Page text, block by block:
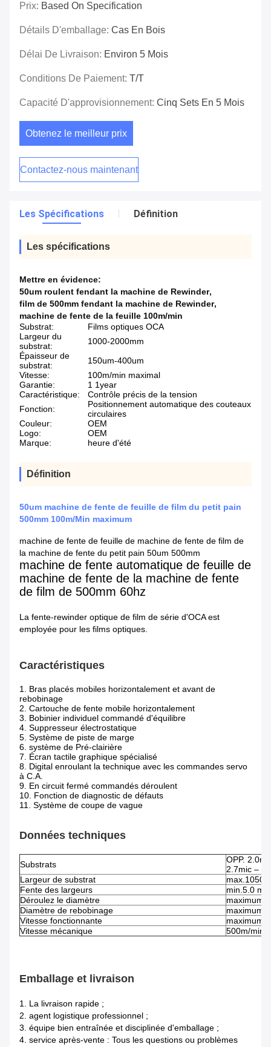
Prix: Based On Specification
Détails D'emballage: Cas En Bois
Délai De Livraison: Environ 5 Mois
Conditions De Paiement: T/T
Capacité D'approvisionnement: Cinq Sets En 5 Mois
Obtenez le meilleur prix
Contactez-nous maintenant
Les Spécifications Définition
Les spécifications
Mettre en évidence:
50um roulent fendant la machine de Rewinder,
film de 500mm fendant la machine de Rewinder,
machine de fente de la feuille 100m/min
Substrat:
Films optiques OCA
Largeur du
substrat:
1000-2000mm
Épaisseur de
substrat:
150um-400um
Vitesse:
100m/min maximal
Garantie:
1 1year
Caractéristique:
Contrôle précis de la tension
Fonction:
Positionnement automatique des couteaux
circulaires
Couleur:
OEM
Logo:
OEM
Marque:
heure d'été
Définition
50um machine de fente de feuille de film du petit pain
500mm 100m/Min maximum
machine de fente de feuille de machine de fente de film de
la machine de fente du petit pain 50um 500mm
machine de fente automatique de feuille de
machine de fente de la machine de fente
de film de 500mm 60hz
La fente-rewinder optique de film de série d'OCA est
employée pour les films optiques.
Caractéristiques
1. Bras placés mobiles horizontalement et avant de
rebobinage
2. Cartouche de fente mobile horizontalement
3. Bobinier individuel commandé d'équilibre
4. Suppresseur électrostatique
5. Système de piste de marge
6. système de Pré-clairière
7. Écran tactile graphique spécialisé
8. Digital enroulant la technique avec les commandes servo
à C.A.
9. En circuit fermé commandés déroulent
10. Fonction de diagnostic de défauts
11. Système de coupe de vague
Données techniques
Substrats
OPP.
2.7mic –
Largeur de substrat
Fente des largeurs
min.5.0
Déroulez le diamètre
maximum
Diamètre de rebobinage
maximum
Vitesse fonctionnante
maximum
Vitesse mécanique
500m/min
Emballage et livraison
1. La livraison rapide ;
2. agent logistique professionnel ;
3. équipe bien entraînée et disciplinée d'emballage ;
4. service après-vente : Tous les questions ou problèmes